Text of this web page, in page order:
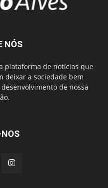
NÓS
plataforma de notícias que
deixar a sociedade bem
de nossa